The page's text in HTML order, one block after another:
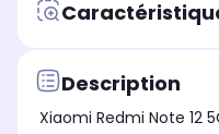
Description
Xiaomi Redmi Note 12